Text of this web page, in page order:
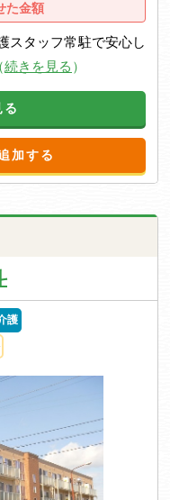
た金額
スタッフ常駐で安心し
続きを見る ）
加する
護